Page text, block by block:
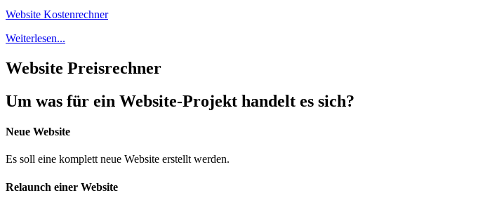
Website Kostenrechner
Weiterlesen...
Website Preisrechner
Um was für ein Website-Projekt handelt es sich?
Neue Website
Es soll eine komplett neue Website erstellt werden.
Relaunch einer Website